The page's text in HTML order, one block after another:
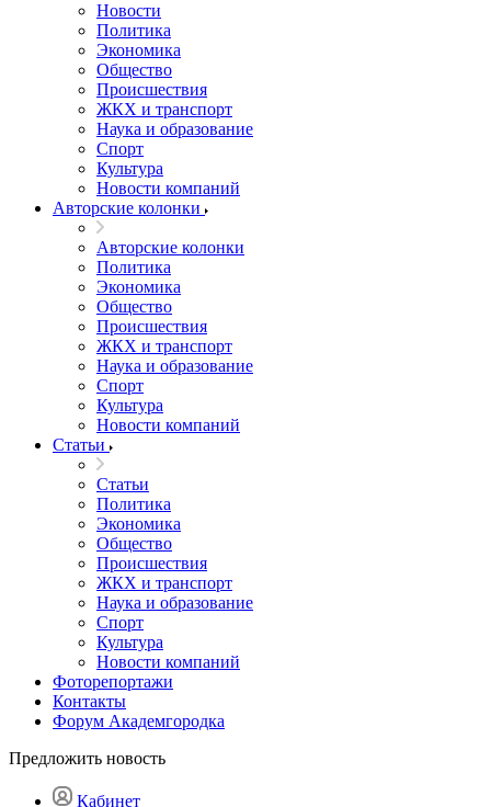
Новости
Политика
Экономика
Общество
Происшествия
ЖКХ и транспорт
Наука и образование
Спорт
Культура
Новости компаний
Авторские колонки
Авторские колонки
Политика
Экономика
Общество
Происшествия
ЖКХ и транспорт
Наука и образование
Спорт
Культура
Новости компаний
Статьи
Статьи
Политика
Экономика
Общество
Происшествия
ЖКХ и транспорт
Наука и образование
Спорт
Культура
Новости компаний
Фоторепортажи
Контакты
Форум Академгородка
Предложить новость
Кабинет